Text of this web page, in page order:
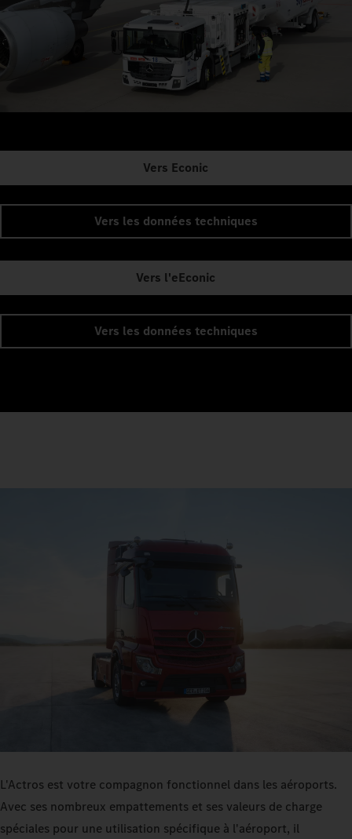
Vers Econic
Vers les données techniques
Vers l'eEconic
Vers les données techniques
L'Actros est votre compagnon fonctionnel dans les aéroports.
Avec ses nombreux empattements et ses valeurs de charge
spéciales pour une utilisation spécifique à l'aéroport, il